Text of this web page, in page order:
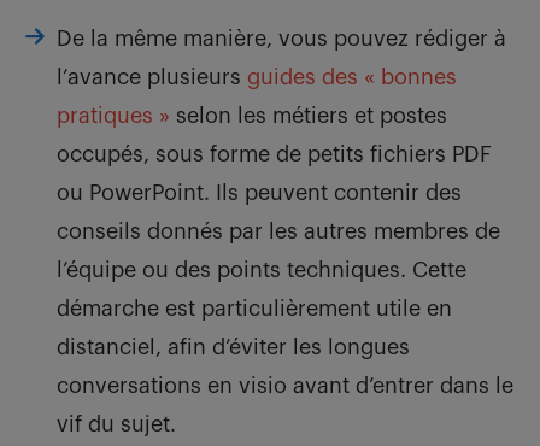
De la même manière, vous pouvez rédiger à
l’avance plusieurs guides des « bonnes
pratiques » selon les métiers et postes
occupés, sous forme de petits fichiers PDF
ou PowerPoint. Ils peuvent contenir des
conseils donnés par les autres membres de
l’équipe ou des points techniques. Cette
démarche est particulièrement utile en
distanciel, afin d’éviter les longues
conversations en visio avant d’entrer dans le
vif du sujet.